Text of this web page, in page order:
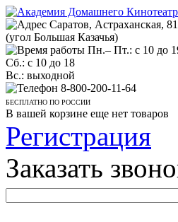
Саратов, Астраханская, 81
(угол Большая Казачья)
Пн.– Пт.: с 10 до
Сб.: с 10 до 18
Вс.: выходной
8-800-200-11-64
БЕСПЛАТНО ПО РОССИИ
В вашей корзине еще нет товаров
Регистрация
Заказать